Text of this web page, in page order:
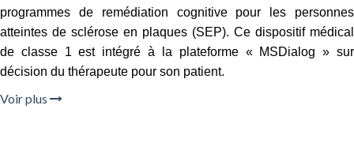
programmes de remédiation cognitive pour les personnes
atteintes de sclérose en plaques (SEP). Ce dispositif médical
de classe 1 est intégré à la plateforme « MSDialog » sur
décision du thérapeute pour son patient.
Voir plus